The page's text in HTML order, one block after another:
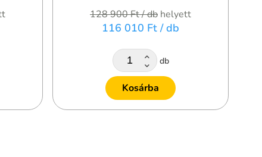
128 900 Ft/ db helyett
116 010 Ft / db
db
Kosárba